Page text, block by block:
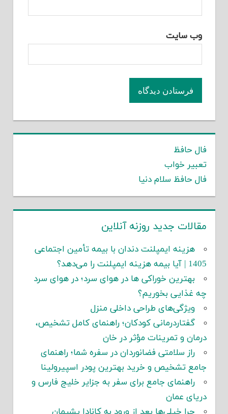
وب‌ سایت
فال حافظ
تعبیر خواب
فال حافظ سلام دنیا
مقالات جدید روزنه آنلاین
هزینه ایمپلنت دندان با بیمه تأمین اجتماعی
1405 | آیا بیمه هزینه ایمپلنت را می‌دهد؟
بهترین خوراکی ها در هوای سرد؛ در هوای سرد
چه غذایی بخوریم؟
ویژگی‌های طراحی داخلی منزل
گفتاردرمانی کودکان؛ راهنمای کامل تشخیص،
درمان و تمرینات مؤثر در خان
راز سلامتی فضانوردان در سفره شما؛ راهنمای
جامع تشخیص و خرید بهترین پودر اسپیرولینا
راهنمای جامع برای سفر به جزایر خلیج فارس و
دریای عمان